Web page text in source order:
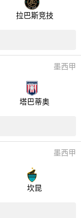
拉巴斯竞技
墨西甲
塔巴蒂奥
墨西甲
坎昆